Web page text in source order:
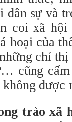
dân sự và
coi xã
hoại của
chỉ
cũng cấm
được
trào xã